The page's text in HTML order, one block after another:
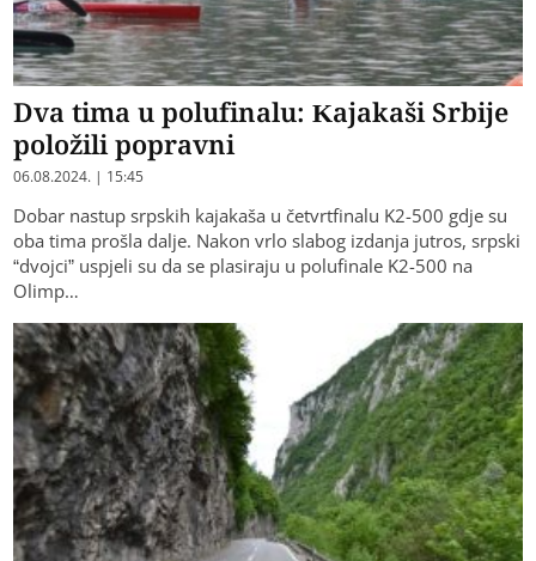
Dva tima u polufinalu: Kajakaši Srbije
položili popravni
06.08.2024. | 15:45
Dobar nastup srpskih kajakaša u četvrtfinalu K2-500 gdje su
oba tima prošla dalje. Nakon vrlo slabog izdanja jutros, srpski
“dvojci” uspjeli su da se plasiraju u polufinale K2-500 na
Olimp…